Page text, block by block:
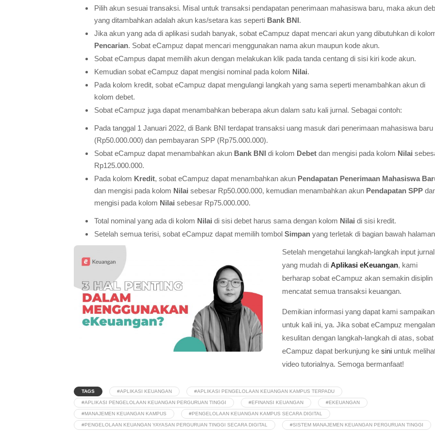
Pilih akun sesuai transaksi. Misal untuk transaksi pendapatan penerimaan mahasiswa baru, maka akun
yang ditambahkan adalah akun kas/setara kas seperti Bank BNI.
Jika akun yang ada di aplikasi sudah banyak, sobat eCampuz dapat mencari akun yang dibutuhkan di
Pencarian. Sobat eCampuz dapat mencari menggunakan nama akun maupun kode akun.
Sobat eCampus dapat memilih akun dengan melakukan klik pada tanda centang di sisi kiri kode akun.
Kemudian sobat eCampuz dapat mengisi nominal pada kolom Nilai.
Pada kolom kredit, sobat eCampuz dapat mengulangi langkah yang sama seperti menambahkan akun di
kolom debet.
Sobat eCampuz juga dapat menambahkan beberapa akun dalam satu kali jurnal. Sebagai contoh:
Pada tanggal 1 Januari 2022, di Bank BNI terdapat transaksi uang masuk dari penerimaan mahasiswa baru
(Rp50.000.000) dan pembayaran SPP (Rp75.000.000).
Sobat eCampuz dapat menambahkan akun Bank BNI di kolom Debet dan mengisi pada kolom Nilai
Rp125.000.000.
Pada kolom Kredit, sobat eCampuz dapat menambahkan akun Pendapatan Penerimaan Mahasiswa
dan mengisi pada kolom Nilai sebesar Rp50.000.000, kemudian menambahkan akun Pendapatan SPP
mengisi pada kolom Nilai sebesar Rp75.000.000.
Total nominal yang ada di kolom Nilai di sisi debet harus sama dengan kolom Nilai di sisi kredit.
Setelah semua terisi, sobat eCampuz dapat memilih tombol Simpan yang terletak di bagian bawah
Setelah mengetahui langkah-langkah input jurnal
yang mudah di Aplikasi eKeuangan, kami
berharap sobat eCampuz akan semakin disiplin
mencatat semua transaksi keuangan.
Demikian informasi yang dapat kami sampaikan
untuk kali ini, ya. Jika sobat eCampuz
kesulitan dengan langkah-langkah di atas, sobat
eCampuz dapat berkunjung ke sini untuk
video tutorialnya. Semoga bermanfaat!
TAGS #APLIKASI KEUANGAN #APLIKASI PENGELOLAAN KEUANGAN KAMPUS TERPADU
#APLIKASI PENGELOLAAN KEUANGAN PERGURUAN TINGGI #EFINANSI KEUANGAN #EKEUANGAN
#MANAJEMEN KEUANGAN KAMPUS #PENGELOLAAN KEUANGAN KAMPUS SECARA DIGITAL
#PENGELOLAAN KEUANGAN YAYASAN PERGURUAN TINGGI SECARA DIGITAL #SISTEM MANAJEMEN KEUANGAN PERGURUAN TINGGI